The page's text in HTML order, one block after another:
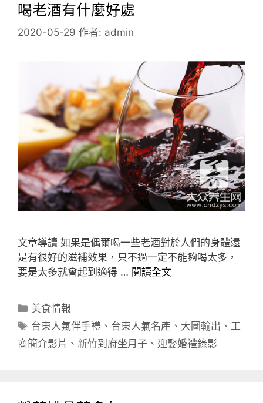
喝老酒有什麼好處
2020-05-29 作者: admin
文章導讀 如果是偶爾喝一些老酒對於人們的身體還
是有很好的滋補效果，只不過一定不能夠喝太多，
要是太多就會起到適得 … 閱讀全文
分
類
美食情報
標
籤
台東人氣伴手禮 、 台東人氣名產 、 大圖輸出 、 工
商簡介影片 、 新竹到府坐月子 、 迎娶婚禮錄影